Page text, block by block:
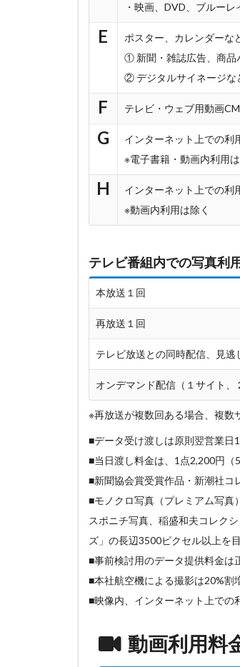
・映画、DVD、ブルー
E
ポスター、カレンダーな
① 新聞・雑誌広告、商品
② デジタルサイネージな
F テレビ・ウェブ用動画CM
G
インターネット上での利
※電子書籍・動画内利用は
H
インターネット上での利
※動画内利用は除く
テレビ番組内での写真利
本放送１回
再放送１回
テレビ放送との同時配信、見逃
オンデマンド配信（１サイト、
※再放送が複数回ある場合、複数
■データ受け渡しは原則翌営業日
■当日渡し料金は、1点2,200円（5
■新聞協会賞受賞作品・新潮社コ
■モノクロ写真（プレミアム写真
スポニチ写真、稲盛和夫コレク
ズ」の長辺3500ピクセル以上を
■事前検討用のデータ提供料金は
■本社航空機による撮影は20%割
■映像内、インターネット上での
動画利用料